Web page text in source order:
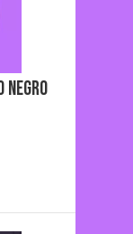
Negro